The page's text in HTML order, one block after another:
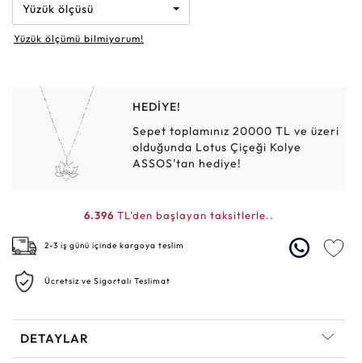
Yüzük ölçüsü
Yüzük ölçümü bilmiyorum!
HEDİYE!
Sepet toplamınız 20000 TL ve üzeri
olduğunda Lotus Çiçeği Kolye
ASSOS'tan hediye!
6.396 TL'den başlayan taksitlerle..
2-3 iş günü içinde kargoya teslim
Ücretsiz ve Sigortalı Teslimat
DETAYLAR